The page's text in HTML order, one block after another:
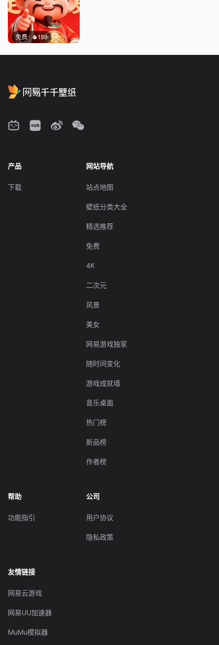
免费 189
产品
下载
网站导航
站点地图
壁纸分类大全
精选推荐
免费
4K
二次元
风景
美女
网易游戏独家
随时间变化
游戏成就墙
音乐桌面
热门榜
新品榜
作者榜
帮助
功能指引
公司
用户协议
隐私政策
友情链接
网易云游戏
网易UU加速器
MuMu模拟器